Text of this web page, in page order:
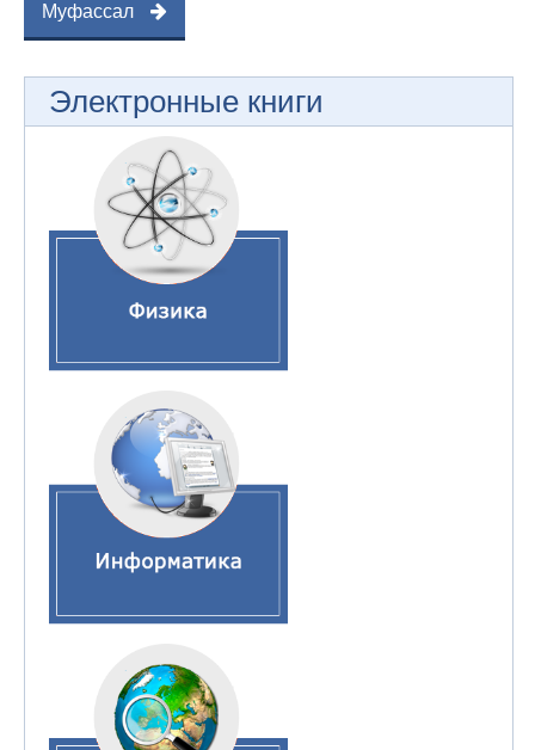
Муфассал
Электронные книги